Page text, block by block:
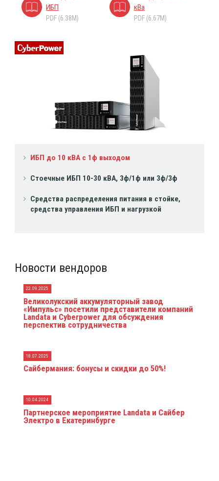
ИБП до 10 кВА с 1ф выходом
Стоечные ИБП 10-30 кВА, 3ф/1ф или 3ф/3ф
Средства распределения питания в стойке,
средства управления ИБП и нагрузкой
Новости вендоров
22.09.2025
Великолукский аккумуляторный завод
«Импульс» посетили представители компаний
Landata и Cyberpower для обсуждения
перспектив сотрудничества
18.07.2025
Сайбермания: бонусы и скидки до 50%!
10.04.2024
Партнерское мероприятие Landata и Сайбер
Электро в Екатеринбурге
ИБП
PDF (6.38M)
кВа
PDF (6.67M)